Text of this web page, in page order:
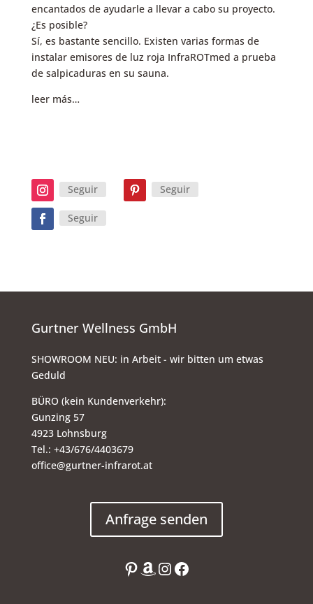
encantados de ayudarle a llevar a cabo su proyecto.
¿Es posible?
Sí, es bastante sencillo. Existen varias formas de
instalar emisores de luz roja InfraROTmed a prueba
de salpicaduras en su sauna.
leer más…
Seguir Seguir
Seguir
Gurtner Wellness GmbH
SHOWROOM NEU: in Arbeit - wir bitten um etwas
Geduld
BÜRO (kein Kundenverkehr):
Gunzing 57
4923 Lohnsburg
Tel.: +43/676/4403679
office@gurtner-infrarot.at
Anfrage senden
Pinterest
Amazon
Instagram
Facebook